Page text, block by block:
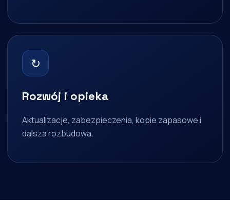
↻
Rozwój i opieka
Aktualizacje, zabezpieczenia, kopie zapasowe i
dalsza rozbudowa.